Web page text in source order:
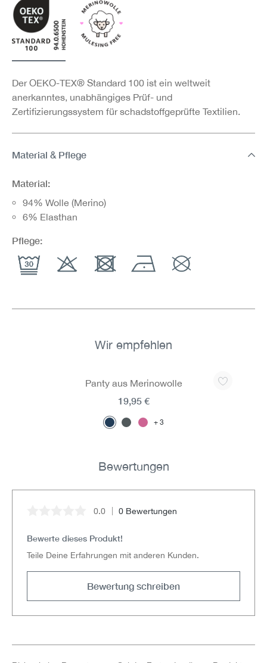
Der OEKO-TEX® Standard 100 ist ein weltweit
anerkanntes, unabhängiges Prüf- und
Zertifizierungssystem für schadstoffgeprüfte Textilien.
Material & Pflege
Material:
94% Wolle (Merino)
6% Elasthan
Pflege:
Wir empfehlen
Panty aus Merinowolle
3
19,95 €
Bewertungen
Durchschnittliche Bewertung von 0 von 5 Sternen
0.0 0 Bewertungen
Bewerte dieses Produkt!
Teile Deine Erfahrungen mit anderen Kunden.
Bewertung schreiben